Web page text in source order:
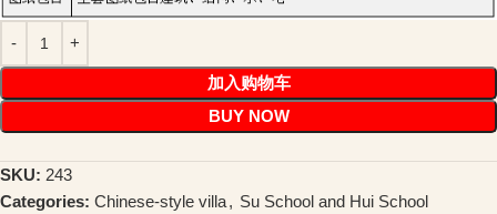
加入购物车
BUY NOW
SKU: 243
Categories: Chinese-style villa, Su School and Hui School